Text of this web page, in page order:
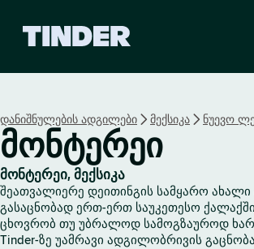
r
H
o
m
e
დანიშნულების ადგილები მექსიკა ნუევო
მონტერეი
მონტერეი, მექსიკა
შეათვალიერე დეითინგის სამყარო ახალი
გასაცნობად ერთ-ერთ საუკეთესო
ცხოვრობ თუ უბრალოდ სამოგზაუროდ
Tinder-ზე უამრავი ადგილობრივის